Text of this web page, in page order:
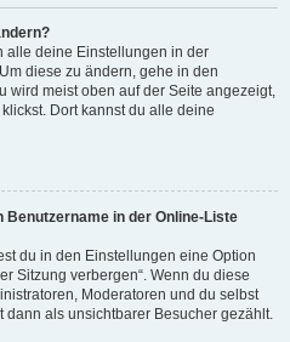
alle deine Einstellungen in der
diese zu ändern, gehe in den
wird meist oben auf der Seite angezeigt,
Dort kannst du alle deine
in der Online-Liste
du in den Einstellungen eine Option
Sitzung verbergen“. Wenn du diese
Moderatoren und du selbst
als unsichtbarer Besucher gezählt.